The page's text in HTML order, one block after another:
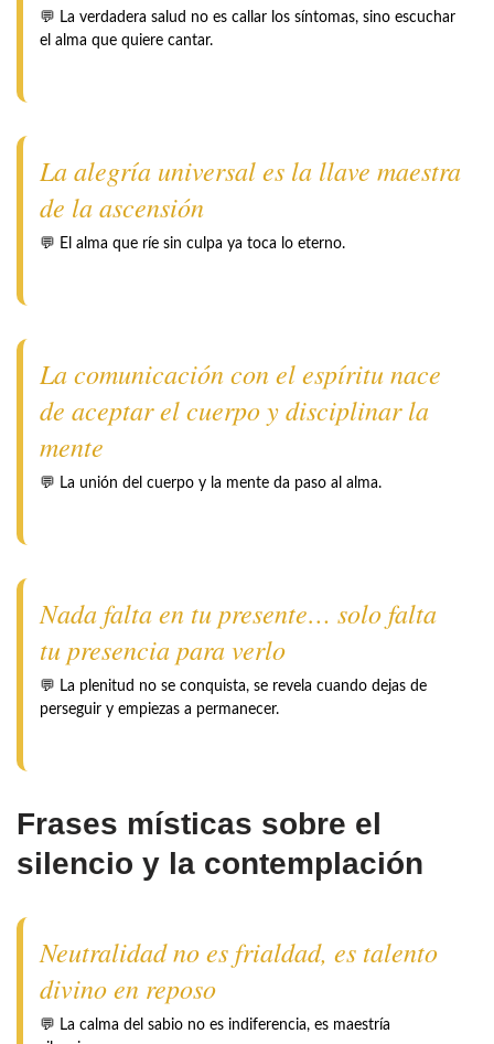
💬 La verdadera salud no es callar los síntomas, sino escuchar
el alma que quiere cantar.
La alegría universal es la llave maestra
de la ascensión
💬 El alma que ríe sin culpa ya toca lo eterno.
La comunicación con el espíritu nace
de aceptar el cuerpo y disciplinar la
mente
💬 La unión del cuerpo y la mente da paso al alma.
Nada falta en tu presente… solo falta
tu presencia para verlo
💬 La plenitud no se conquista, se revela cuando dejas de
perseguir y empiezas a permanecer.
Frases místicas sobre el
silencio y la contemplación
Neutralidad no es frialdad, es talento
divino en reposo
💬 La calma del sabio no es indiferencia, es maestría